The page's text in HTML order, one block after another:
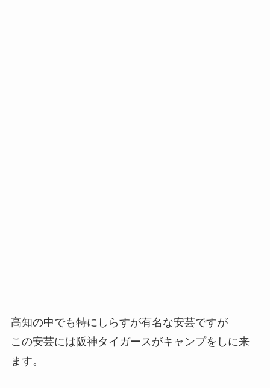
高知の中でも特にしらすが有名な安芸ですが
この安芸には阪神タイガースがキャンプをしに来
ます。